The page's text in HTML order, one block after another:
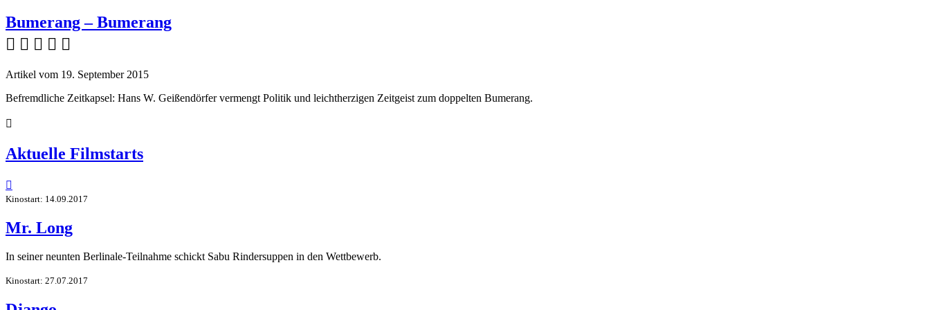
Bumerang – Bumerang
    
Artikel vom 19. September 2015
Befremdliche Zeitkapsel: Hans W. Geißendörfer vermengt Politik und leichtherzigen Zeitgeist zum doppelten Bumerang.

Aktuelle Filmstarts

Kinostart: 14.09.2017
Mr. Long
In seiner neunten Berlinale-Teilnahme schickt Sabu Rindersuppen in den Wettbewerb.
Kinostart: 27.07.2017